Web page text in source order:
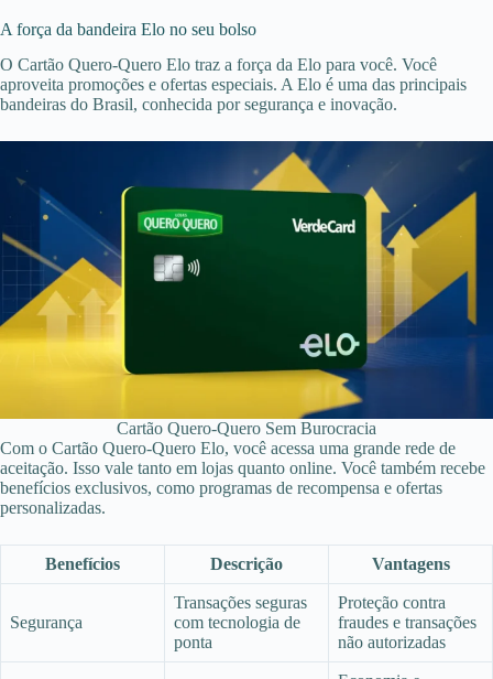
A força da bandeira Elo no seu bolso
O Cartão Quero-Quero Elo traz a força da Elo para você. Você
aproveita promoções e ofertas especiais. A Elo é uma das principais
bandeiras do Brasil, conhecida por segurança e inovação.
Cartão Quero-Quero Sem Burocracia
Com o Cartão Quero-Quero Elo, você acessa uma grande rede de
aceitação. Isso vale tanto em lojas quanto online. Você também recebe
benefícios exclusivos, como programas de recompensa e ofertas
personalizadas.
Benefícios Descrição Vantagens
Segurança
Transações seguras
com tecnologia de
ponta
Proteção contra
fraudes e transações
não autorizadas